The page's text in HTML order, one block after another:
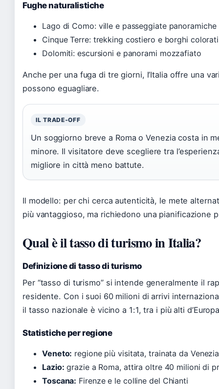
Fughe naturalistiche
Lago di Como: ville e passeggiate panoramiche
Cinque Terre: trekking costiero e borghi colorati
Dolomiti: escursioni e panorami mozzafiato
Anche per una fuga di tre giorni, l’Italia offre una
possono eguagliare.
IL TRADE‑OFF
Un soggiorno breve a Roma o Venezia costa in
minore. Il visitatore deve scegliere tra
migliore in città meno battute.
Il modello: per chi cerca autenticità, le mete
più vantaggioso, ma richiedono una pianificazione
Qual è il tasso di turismo in Italia?
Definizione di tasso di turismo
Per “tasso di turismo” si intende generalmente il
residente. Con i suoi 60 milioni di arrivi
il tasso nazionale è vicino a 1:1, tra i più alti
Statistiche per regione
Veneto: regione più visitata, trainata da
Lazio: grazie a Roma, attira oltre 40 milioni di
Toscana: Firenze e le colline del Chianti